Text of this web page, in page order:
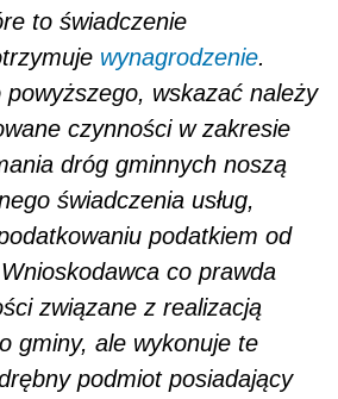
to świadczenie
wynagrodzenie.
wskazać należy
czynności w zakresie
dróg gminnych noszą
świadczenia usług,
podatkiem od
co prawda
związane z realizacją
gminy, ale wykonuje te
podmiot posiadający